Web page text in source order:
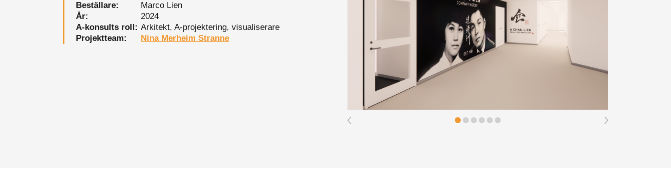
Beställare:
Marco Lien
År:
2024
A-konsults roll: Arkitekt, A-projektering, visualiserare
Projektteam:
Nina Merheim Stranne